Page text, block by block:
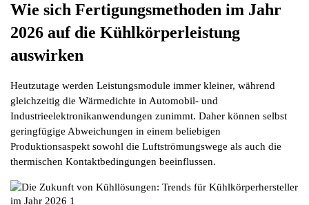
Wie sich Fertigungsmethoden im Jahr
2026 auf die Kühlkörperleistung
auswirken
Heutzutage werden Leistungsmodule immer kleiner, während
gleichzeitig die Wärmedichte in Automobil- und
Industrieelektronikanwendungen zunimmt. Daher können selbst
geringfügige Abweichungen in einem beliebigen
Produktionsaspekt sowohl die Luftströmungswege als auch die
thermischen Kontaktbedingungen beeinflussen.